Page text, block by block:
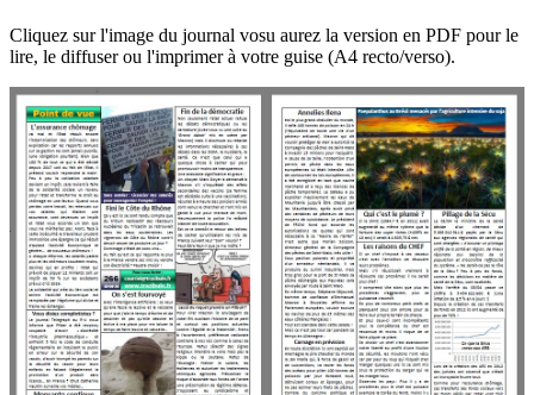
Cliquez sur l'image du journal vosu aurez la version en PDF pour le
lire, le diffuser ou l'imprimer à votre guise (A4 recto/verso).